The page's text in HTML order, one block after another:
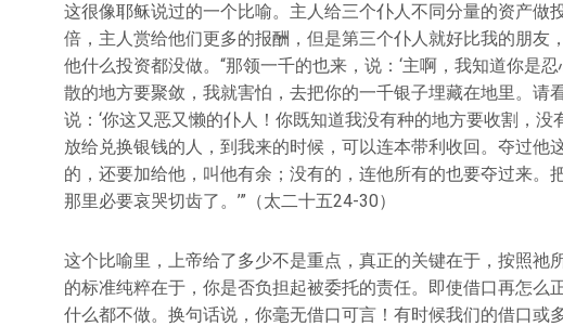
这很像耶稣说过的一个比喻。主人给三个仆人不同分量的资产做
倍，主人赏给他们更多的报酬，但是第三个仆人就好比我的朋友
他什么投资都没做。“那领一千的也来，说：‘主啊，我知道你是
散的地方要聚敛，我就害怕，去把你的一千银子埋藏在地里。请
说：‘你这又恶又懒的仆人！你既知道我没有种的地方要收割，
放给兑换银钱的人，到我来的时候，可以连本带利收回。夺过他
的，还要加给他，叫他有余；没有的，连他所有的也要夺过来。
那里必要哀哭切齿了。’”（太二十五24-30）
这个比喻里，上帝给了多少不是重点，真正的关键在于，按照祂
的标准纯粹在于，你是否负担起被委托的责任。即使借口再怎么
什么都不做。换句话说，你毫无借口可言！有时候我们的借口或